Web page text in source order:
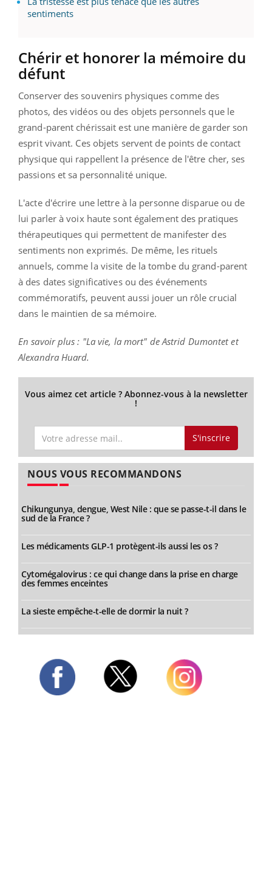
sentiments
Chérir et honorer la mémoire du
défunt
Conserver des souvenirs physiques comme des
photos, des vidéos ou des objets personnels que le
grand-parent chérissait est une manière de garder son
esprit vivant. Ces objets servent de points de contact
physique qui rappellent la présence de l'être cher, ses
passions et sa personnalité unique.
L'acte d'écrire une lettre à la personne disparue ou de
lui parler à voix haute sont également des pratiques
thérapeutiques qui permettent de manifester des
sentiments non exprimés. De même, les rituels
annuels, comme la visite de la tombe du grand-parent
à des dates significatives ou des événements
commémoratifs, peuvent aussi jouer un rôle crucial
dans le maintien de sa mémoire.
En savoir plus : "La vie, la mort" de Astrid Dumontet et
Alexandra Huard.
Vous aimez cet article ? Abonnez-vous à la newsletter
!
S'inscrire
NOUS VOUS RECOMMANDONS
Chikungunya, dengue, West Nile : que se passe-t-il dans le
sud de la France ?
Les médicaments GLP-1 protègent-ils aussi les os ?
Cytomégalovirus : ce qui change dans la prise en charge
des femmes enceintes
La sieste empêche-t-elle de dormir la nuit ?